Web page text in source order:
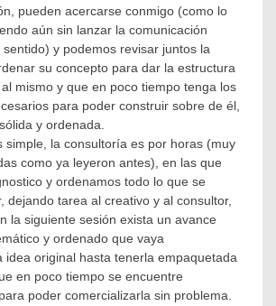
pueden acercarse conmigo (como lo
aún sin lanzar la comunicación
y podemos revisar juntos la
su concepto para dar la estructura
mismo y que en poco tiempo tenga los
para poder construir sobre de él,
y ordenada.
simple, la consultoría es por horas (muy
como ya leyeron antes), en las que
y ordenamos todo lo que se
dejando tarea al creativo y al consultor,
la siguiente sesión exista un avance
y ordenado que vaya
idea original hasta tenerla empaquetada
en poco tiempo se encuentre
poder comercializarla sin problema.